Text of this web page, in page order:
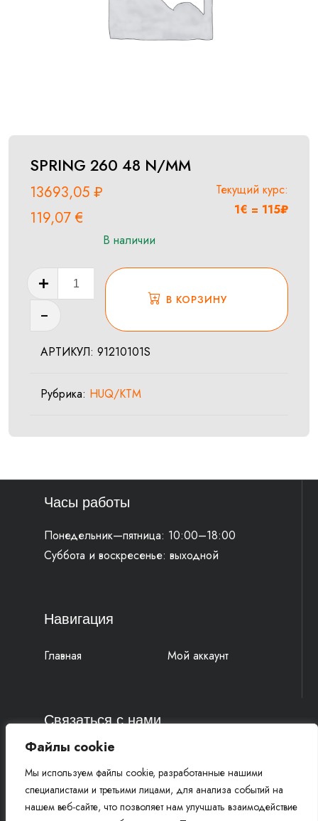
Файлы cookie
Мы используем файлы cookie, разработанные нашими
специалистами и третьими лицами, для анализа событий на
нашем веб-сайте, что позволяет нам улучшать взаимодействие
SPRING 260 48 N/MM
13693,05 ₽
119,07€
Текущий курс:
1€ = 115₽
В наличии
Количество
товара
SPRING
48
В КОРЗИНУ
АРТИКУЛ: 91210101S
Рубрика: HUQ/KTM
Часы работы
Понедельник—пятница: 10:00–18:00
Суббота и воскресенье: выходной
Навигация
Главная Мой аккаунт
Связаться с нами
4k-parts@mail.ru
+7 (977) 777 91 19 Василий
+7 (961) 815 52 58 Михаил